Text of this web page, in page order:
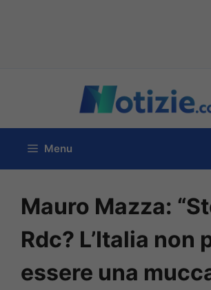
contenuto
Menu
Mauro Mazza:
Rdc? L’Italia non
essere una